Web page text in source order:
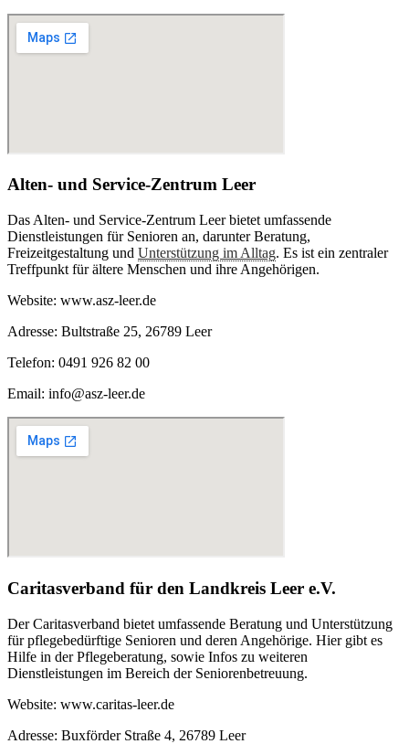
Alten- und Service-Zentrum Leer
Das Alten- und Service-Zentrum Leer bietet umfassende
Dienstleistungen für Senioren an, darunter Beratung,
Freizeitgestaltung und Unterstützung im Alltag. Es ist ein zentraler
Treffpunkt für ältere Menschen und ihre Angehörigen.
Website: www.asz-leer.de
Adresse: Bultstraße 25, 26789 Leer
Telefon: 0491 926 82 00
Email: info@asz-leer.de
Caritasverband für den Landkreis Leer e.V.
Der Caritasverband bietet umfassende Beratung und Unterstützung
für pflegebedürftige Senioren und deren Angehörige. Hier gibt es
Hilfe in der Pflegeberatung, sowie Infos zu weiteren
Dienstleistungen im Bereich der Seniorenbetreuung.
Website: www.caritas-leer.de
Adresse: Buxförder Straße 4, 26789 Leer